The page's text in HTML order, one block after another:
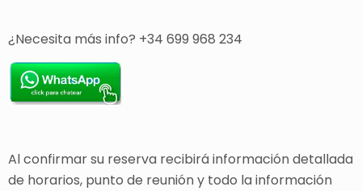
¿Necesita más info? +34 699 968 234
Al confirmar su reserva recibirá información detallada
de horarios, punto de reunión y todo la información